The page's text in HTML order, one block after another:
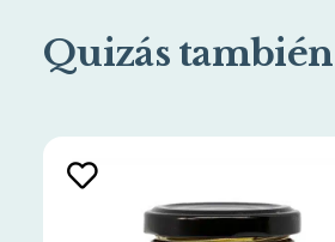
Quizás